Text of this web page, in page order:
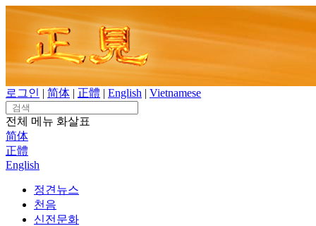
Skip
content
로그인 | 简体 | 正體 | English | Vietnamese
Search
for:
전체 메뉴 화살표
简体
正體
English
정견뉴스
천음
신전문화